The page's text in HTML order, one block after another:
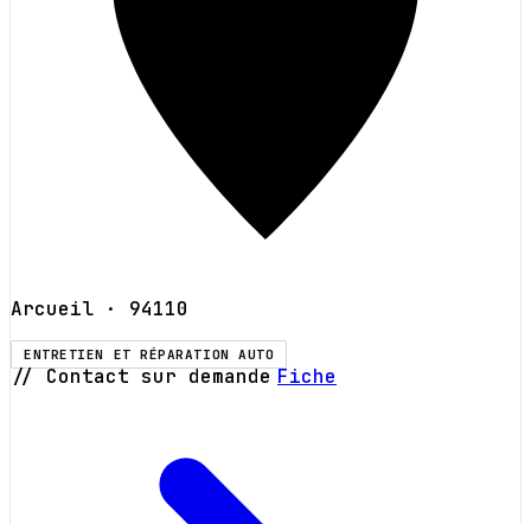
Arcueil · 94110
ENTRETIEN ET RÉPARATION AUTO
// Contact sur demande Fiche